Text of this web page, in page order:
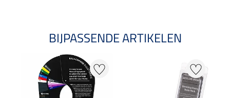
BIJPASSENDE ARTIKELEN